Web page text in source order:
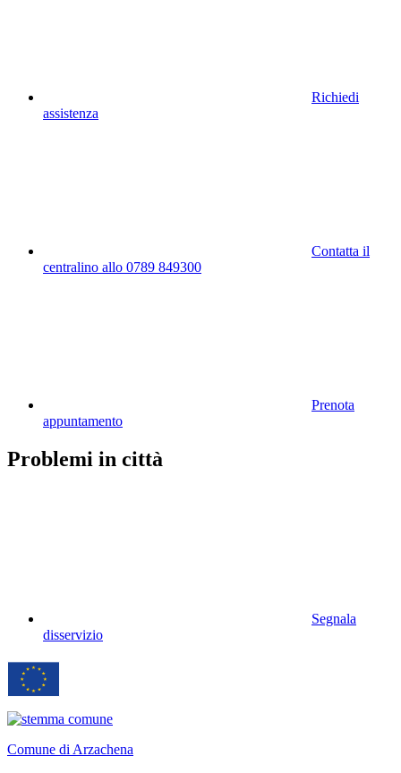
Richiedi
assistenza
Contatta il
centralino allo 0789 849300
Prenota
appuntamento
Problemi in città
Segnala
disservizio
Comune di Arzachena